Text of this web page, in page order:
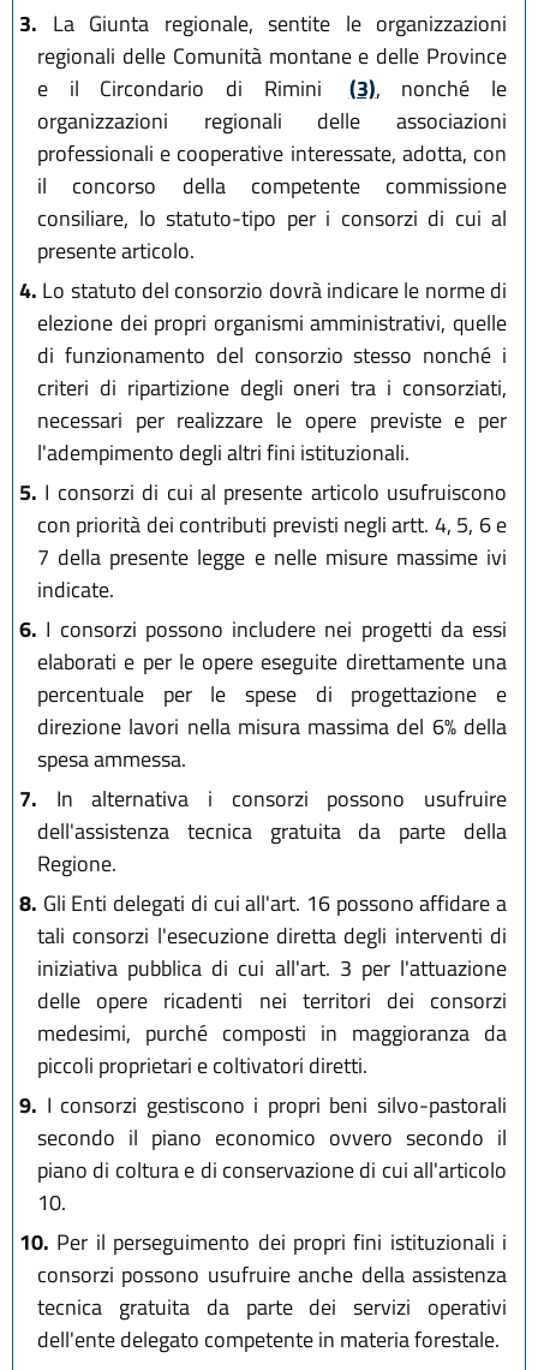
3. La Giunta regionale, sentite le organizzazioni
regionali delle Comunità montane e delle Province
e il Circondario di Rimini
(3), nonché le
organizzazioni regionali delle associazioni
professionali e cooperative interessate, adotta, con
il concorso della competente commissione
consiliare, lo statuto-tipo per i consorzi di cui al
presente articolo.
4. Lo statuto del consorzio dovrà indicare le norme di
elezione dei propri organismi amministrativi, quelle
di funzionamento del consorzio stesso nonché i
criteri di ripartizione degli oneri tra i consorziati,
necessari per realizzare le opere previste e per
l'adempimento degli altri fini istituzionali.
5. I consorzi di cui al presente articolo usufruiscono
con priorità dei contributi previsti negli artt. 4, 5, 6 e
7 della presente legge e nelle misure massime ivi
indicate.
6. I consorzi possono includere nei progetti da essi
elaborati e per le opere eseguite direttamente una
percentuale per le spese di progettazione e
direzione lavori nella misura massima del 6% della
spesa ammessa.
7. In alternativa i consorzi possono usufruire
dell'assistenza tecnica gratuita da parte della
Regione.
8. Gli Enti delegati di cui all'art. 16 possono affidare a
tali consorzi l'esecuzione diretta degli interventi di
iniziativa pubblica di cui all'art. 3 per l'attuazione
delle opere ricadenti nei territori dei consorzi
medesimi, purché composti in maggioranza da
piccoli proprietari e coltivatori diretti.
9. I consorzi gestiscono i propri beni silvo-pastorali
secondo il piano economico ovvero secondo il
piano di coltura e di conservazione di cui all'articolo
10.
10. Per il perseguimento dei propri fini istituzionali i
consorzi possono usufruire anche della assistenza
tecnica gratuita da parte dei servizi operativi
dell'ente delegato competente in materia forestale.